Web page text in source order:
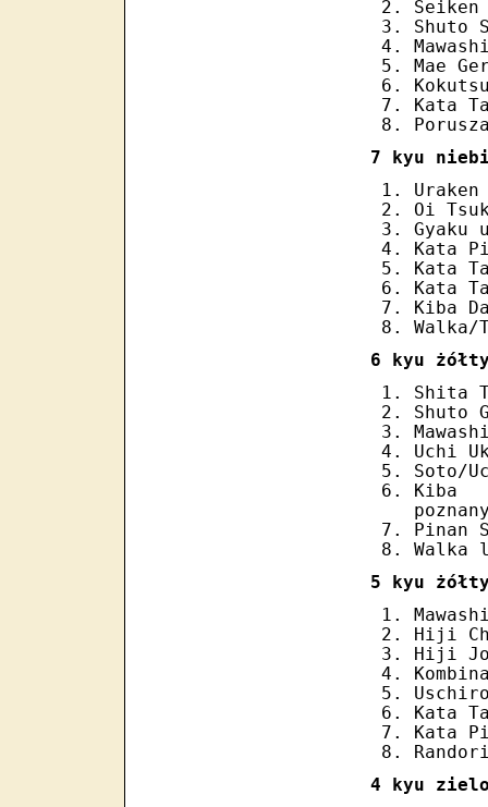
Seiken
Shuto
Mae
Kata
7 kyu
Oi
Gyaku
Kata
Kata
Kata
Kiba
6 kyu
Shita
Shuto
Uchi
Soto/
Kiba
Pinan
Walka
5 kyu
Hiji
Hiji
Kata
Kata
4 kyu